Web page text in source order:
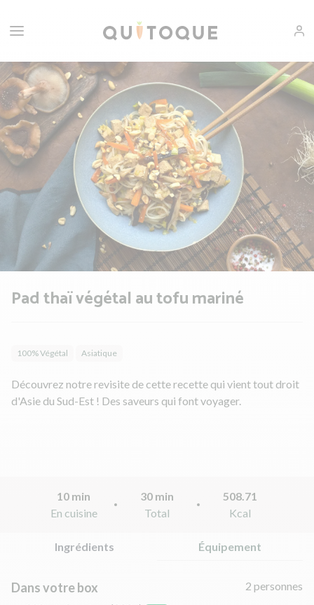
Pad thaï végétal au tofu mariné
100% Végétal Asiatique
Découvrez notre revisite de cette recette qui vient tout droit
d'Asie du Sud-Est ! Des saveurs qui font voyager.
10 min
En cuisine
30 min
Total
508.71
Kcal
Ingrédients Équipement
Dans votre box
2 personnes